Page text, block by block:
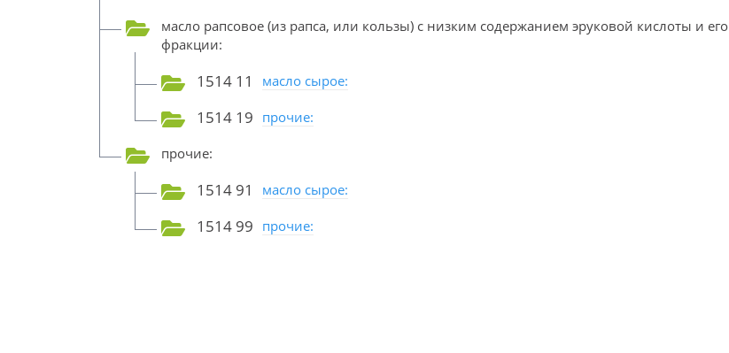
масло рапсовое (из рапса, или кользы) с низким содержанием эруковой кислоты и его
фракции:
1514 11 масло сырое:
1514 19 прочие:
прочие:
1514 91 масло сырое:
1514 99 прочие: